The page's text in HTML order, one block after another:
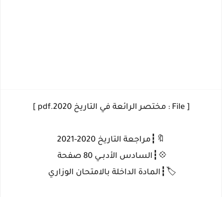
[ File : مختصر الرائعة في التاريخ 2020.pdf ]
🔖┇مراجعة التاريخ 2020-2021
💠┇السادس الأدبــي 80 صفحة
🏷┇المادة الداخلة بالامتحان الوزاري